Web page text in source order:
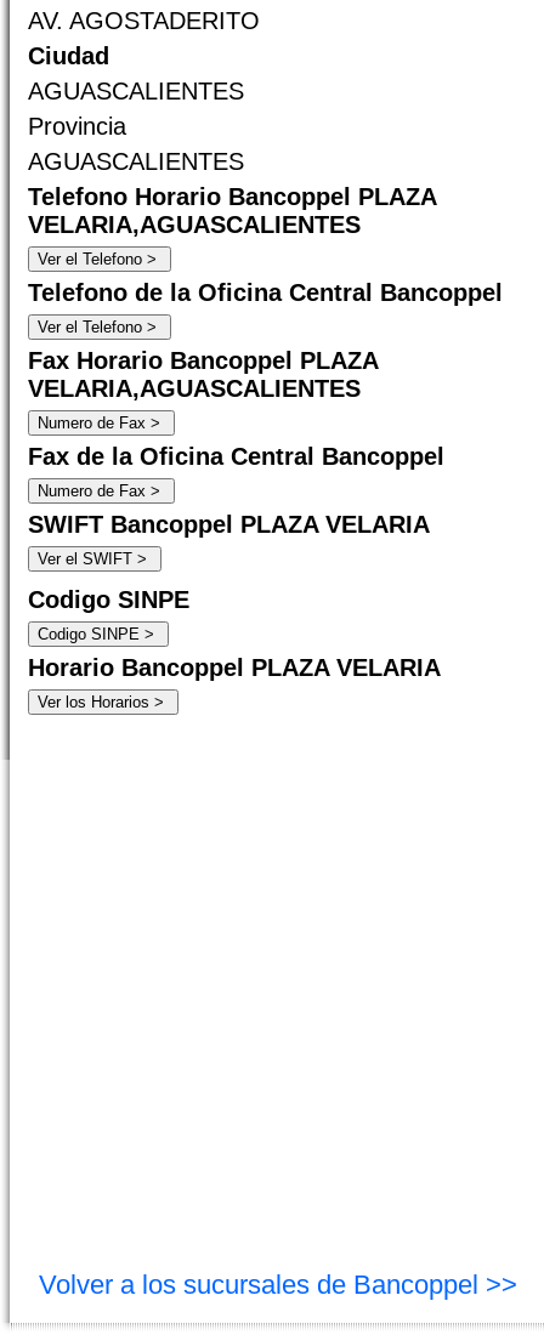
AV. AGOSTADERITO
Ciudad
AGUASCALIENTES
Provincia
AGUASCALIENTES
Telefono Horario Bancoppel PLAZA
VELARIA,AGUASCALIENTES
Telefono de la Oficina Central Bancoppel
Fax Horario Bancoppel PLAZA
VELARIA,AGUASCALIENTES
Fax de la Oficina Central Bancoppel
SWIFT Bancoppel PLAZA VELARIA
Codigo SINPE
Horario Bancoppel PLAZA VELARIA
Volver a los sucursales de Bancoppel >>